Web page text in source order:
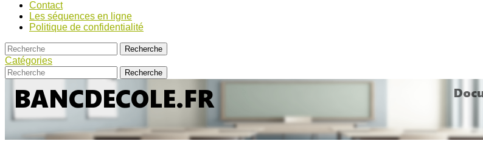
Contact
Les séquences en ligne
Politique de confidentialité
Catégories